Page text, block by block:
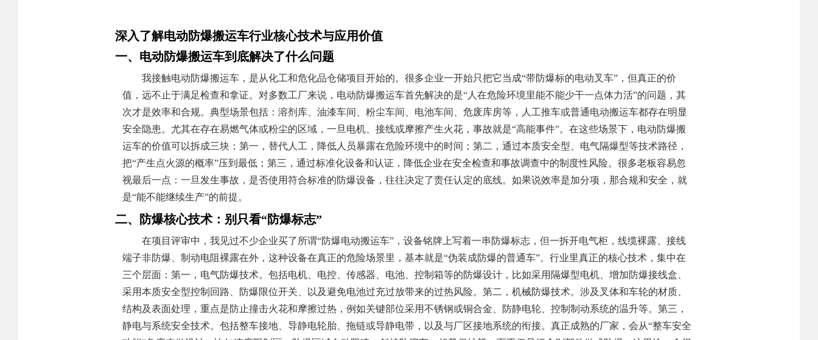
深入了解电动防爆搬运车行业核心技术与应用价值
一、电动防爆搬运车到底解决了什么问题
我接触电动防爆搬运车，是从化工和危化品仓储项目开始的。很多企业一开始只把它当成“带防爆标的电动叉车”，但真正的价
值，远不止于满足检查和拿证。对多数工厂来说，电动防爆搬运车首先解决的是“人在危险环境里能不能少干一点体力活”的问题，其
次才是效率和合规。典型场景包括：溶剂库、油漆车间、粉尘车间、电池车间、危废库房等，人工推车或普通电动搬运车都存在明显
安全隐患。尤其在存在易燃气体或粉尘的区域，一旦电机、接线或摩擦产生火花，事故就是“高能事件”。在这些场景下，电动防爆搬
运车的价值可以拆成三块：第一，替代人工，降低人员暴露在危险环境中的时间；第二，通过本质安全型、电气隔爆型等技术路径，
把“产生点火源的概率”压到最低；第三，通过标准化设备和认证，降低企业在安全检查和事故调查中的制度性风险。很多老板容易忽
视最后一点：一旦发生事故，是否使用符合标准的防爆设备，往往决定了责任认定的底线。如果说效率是加分项，那合规和安全，就
是“能不能继续生产”的前提。
二、防爆核心技术：别只看“防爆标志”
在项目评审中，我见过不少企业买了所谓“防爆电动搬运车”，设备铭牌上写着一串防爆标志，但一拆开电气柜，线缆裸露、接线
端子非防爆、制动电阻裸露在外，这种设备在真正的危险场景里，基本就是“伪装成防爆的普通车”。行业里真正的核心技术，集中在
三个层面：第一，电气防爆技术。包括电机、电控、传感器、电池、控制箱等的防爆设计，比如采用隔爆型电机、增加防爆接线盒、
采用本质安全型控制回路、防爆限位开关、以及避免电池过充过放带来的过热风险。第二，机械防爆技术。涉及叉体和车轮的材质、
结构及表面处理，重点是防止撞击火花和摩擦过热，例如关键部位采用不锈钢或铜合金、防静电轮、控制制动系统的温升等。第三，
静电与系统安全技术。包括整车接地、导静电轮胎、拖链或导静电带，以及与厂区接地系统的衔接。真正成熟的厂家，会从“整车安全